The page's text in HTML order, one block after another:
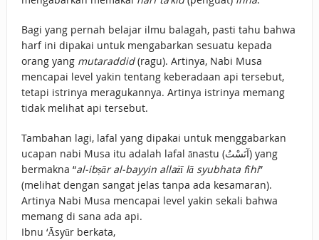
Bagi yang pernah belajar ilmu balagah, pasti tahu bahwa
harf ini dipakai untuk mengabarkan sesuatu kepada
orang yang mutaraddid(ragu). Artinya, Nabi Musa
mencapai level yakin tentang keberadaan api tersebut,
tetapi istrinya meragukannya. Artinya istrinya memang
tidak melihat api tersebut.
Tambahan lagi, lafal yang dipakai untuk menggabarkan
ucapan nabi Musa itu adalah lafal ānastu (آنَسْتُ) yang
bermakna “al-ibṣār al-bayyin allażī lā syubhata fīhi”
(melihat dengan sangat jelas tanpa ada kesamaran).
Artinya Nabi Musa mencapai level yakin sekali bahwa
memang di sana ada api.
Ibnu ‘Āsyūr berkata,